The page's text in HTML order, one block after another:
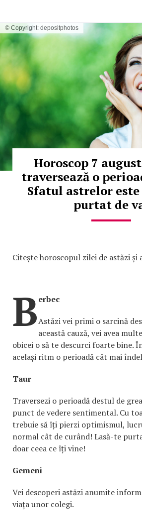
© Copyright: depositphotos
Horoscop 7
traversează o
Sfatul astrelor este
purtat de
Citește horoscopul zilei de astăzi și
Berbec
Astăzi vei primi o sarcină
această cauză, vei avea
obicei o să te descurci foarte bine.
același ritm o perioadă cât mai
Taur
Traversezi o perioadă destul de
punct de vedere sentimental. Cu
trebuie să îți pierzi optimismul,
normal cât de curând! Lasă-te
doar ceea ce îți vine!
Gemeni
Vei descoperi astăzi anumite
viața unor colegi.